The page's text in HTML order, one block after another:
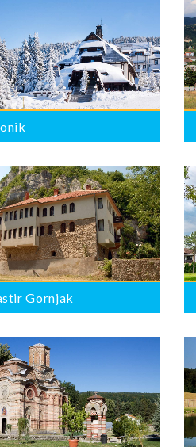
BROJ PONUDA:
Gornjak
Manastir Gračanica
BROJ PONUDA:0